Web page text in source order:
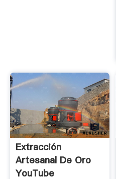
Extracción
Artesanal De Oro
YouTube